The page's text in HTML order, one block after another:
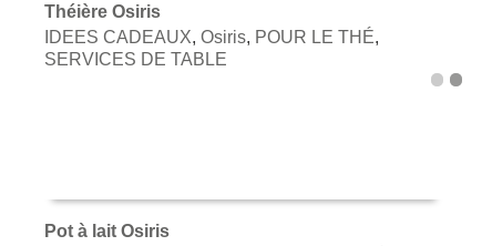
AJOUTER AU PANIER
Théière Osiris
IDEES CADEAUX,Osiris, POUR LE THÉ,
SERVICES DE TABLE
Pot à lait Osiris